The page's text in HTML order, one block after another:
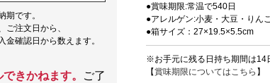
です。
ご注文日から、
金確認日から数えます。
きかねます。
ご了
●賞味期限:常温で540日
●アレルゲン:小麦・大豆・りん
●箱サイズ：27×19.5×5.5cm
※お手元に残る日持ち期間は14
【賞味期限についてはこちら 】